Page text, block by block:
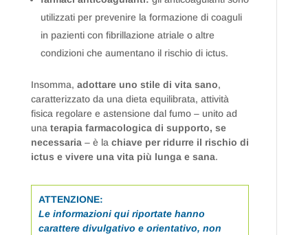
utilizzati per prevenire la formazione di coaguli
in pazienti con fibrillazione atriale o altre
condizioni che aumentano il rischio di ictus.
Insomma, adottare uno stile di vita sano,
caratterizzato da una dieta equilibrata, attività
fisica regolare e astensione dal fumo – unito ad
una terapia farmacologica di supporto, se
necessaria– è la chiave per ridurre il rischio di
ictus e vivere una vita più lunga e sana.
ATTENZIONE:
Le informazioni qui riportate hanno
carattere divulgativo e orientativo, non